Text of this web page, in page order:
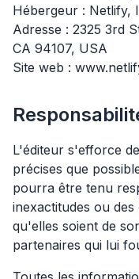
Hébergeur : Netlify,
Adresse : 2325 3rd
CA 94107, USA
Site web :
L'éditeur s'efforce
précises que
pourra être tenu
inexactitudes ou
qu'elles soient de
partenaires qui lui